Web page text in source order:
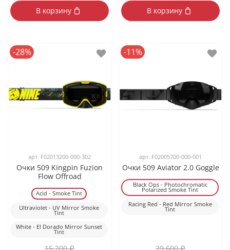
В корзину В корзину
-28%
арт. F02013200-000-302
Очки 509 Kingpin Fuzion
Flow Offroad
Acid - Smoke Tint
Ultraviolet - UV Mirror Smoke
Tint
White - El Dorado Mirror Sunset
Tint
-11%
арт. F02005700-000-001
Очки 509 Aviator 2.0 Goggle
Black Ops - Photochromatic
Polarized Smoke Tint
Racing Red - Red Mirror Smoke
Tint